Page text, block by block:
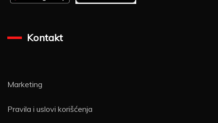
Kontakt
Marketing
Pravila i uslovi korišćenja